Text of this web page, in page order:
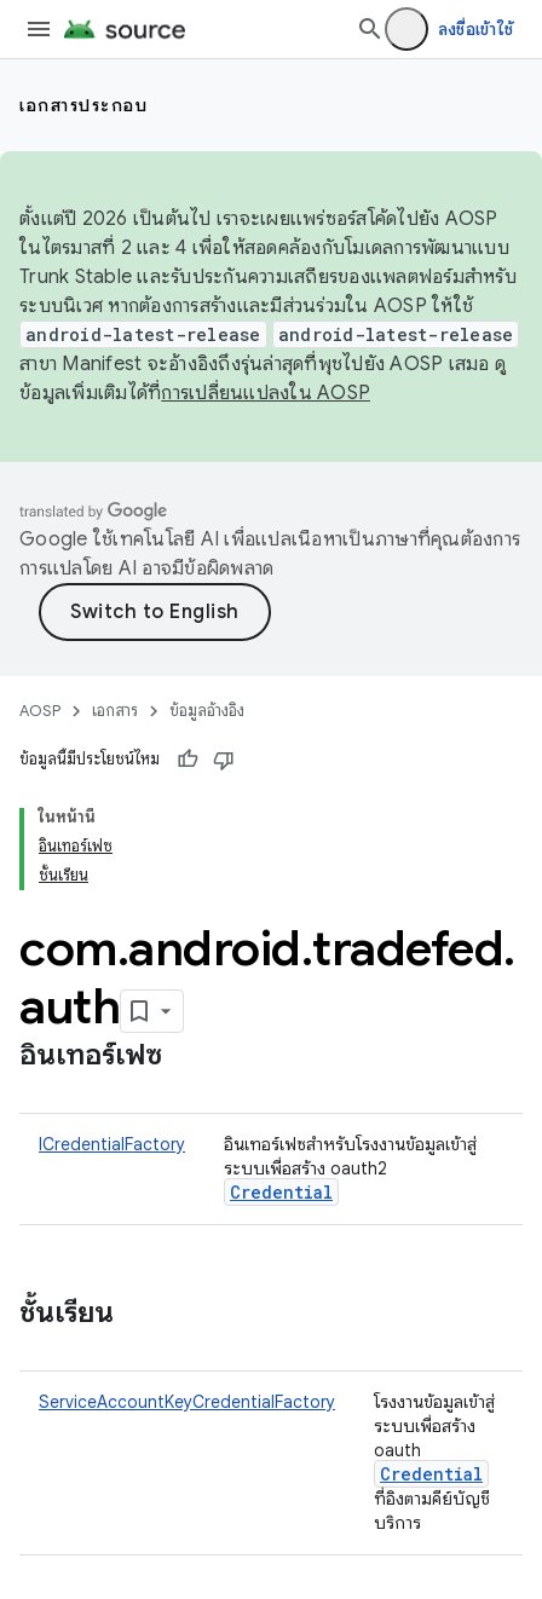
ลงชื่อเข้าใช้
เอกสารประกอบ
ตั้งแต่ปี 2026 เป็นต้นไป เราจะเผยแพร่ซอร์สโค้ดไปยัง AOSP
ในไตรมาสที่ 2 และ 4 เพื่อให้สอดคล้องกับโมเดลการพัฒนาแบบ
Trunk Stable และรับประกันความเสถียรของแพลตฟอร์มสำหรับ
ระบบนิเวศ หากต้องการสร้างและมีส่วนร่วมใน AOSP ให้ใช้
android-latest-release android-latest-release
สาขา Manifest จะอ้างอิงถึงรุ่นล่าสุดที่พุชไปยัง AOSP เสมอ ดู
ข้อมูลเพิ่มเติมได้ที่การเปลี่ยนแปลงใน AOSP
Google ใช้เทคโนโลยี AI เพื่อแปลเนื้อหาเป็นภาษาที่คุณต้องการ
การแปลโดย AI อาจมีข้อผิดพลาด
AOSP เอกสาร ข้อมูลอ้างอิง
ข้อมูลนี้มีประโยชน์ไหม
ในหน้านี้
อินเทอร์เฟซ
ชั้นเรียน
com.android.tradefed.
auth
อินเทอร์เฟซ
ICredentialFactory
อินเทอร์เฟซสำหรับโรงงานข้อมูลเข้าสู่
ระบบเพื่อสร้าง oauth2
Credential
ชั้นเรียน
ServiceAccountKeyCredentialFactory
โรงงานข้อมูลเข้าสู่
ระบบเพื่อสร้าง
oauth
Credential
ที่อิงตามคีย์บัญชี
บริการ